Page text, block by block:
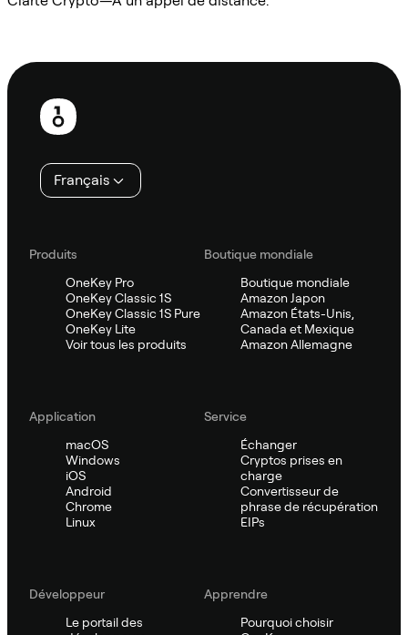
Pied
page
Français
Produits
OneKey Pro
OneKey Classic 1S
OneKey Classic 1S Pure
OneKey Lite
Voir tous les produits
Boutique mondiale
Boutique mondiale
Amazon Japon
Amazon États-Unis,
Canada et Mexique
Amazon Allemagne
Application
macOS
Windows
iOS
Android
Chrome
Linux
Service
Échanger
Cryptos prises en
charge
Convertisseur de
phrase de récupération
EIPs
Développeur
Le portail des
Apprendre
Pourquoi choisir